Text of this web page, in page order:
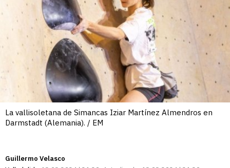
La vallisoletana de Simancas Iziar Martínez Almendros en
Darmstadt (Alemania). / EM
Guillermo Velasco